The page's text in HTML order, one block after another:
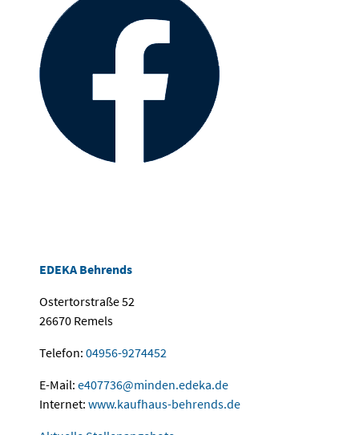
EDEKA Behrends
Ostertorstraße 52
26670 Remels
Telefon: 04956-9274452
E-Mail: e407736@minden.edeka.de
Internet: www.kaufhaus-behrends.de